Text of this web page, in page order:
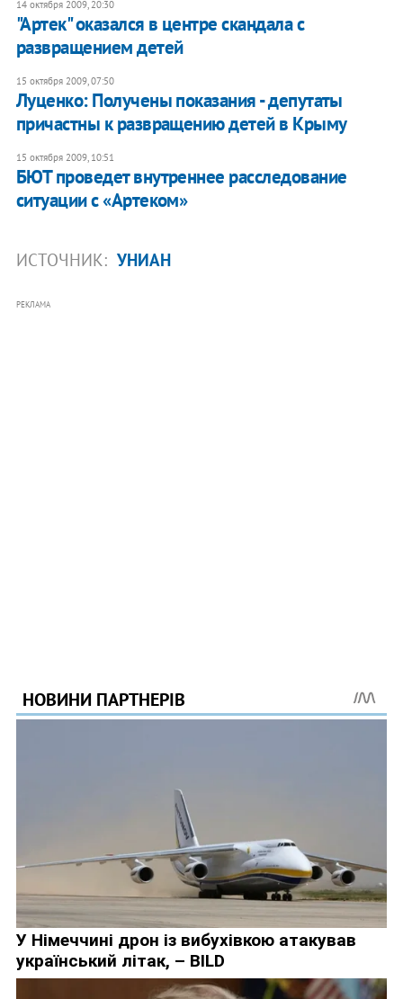
14 октября 2009, 20:30
"Артек" оказался в центре скандала с
развращением детей
15 октября 2009, 07:50
Луценко: Получены показания - депутаты
причастны к развращению детей в Крыму
15 октября 2009, 10:51
БЮТ проведет внутреннее расследование
ситуации с «Артеком»
ИСТОЧНИК: УНИАН
РЕКЛАМА